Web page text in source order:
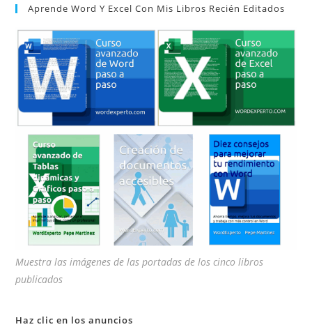
Aprende Word Y Excel Con Mis Libros Recién Editados
Muestra las imágenes de las portadas de los cinco libros
publicados
Haz clic en los anuncios